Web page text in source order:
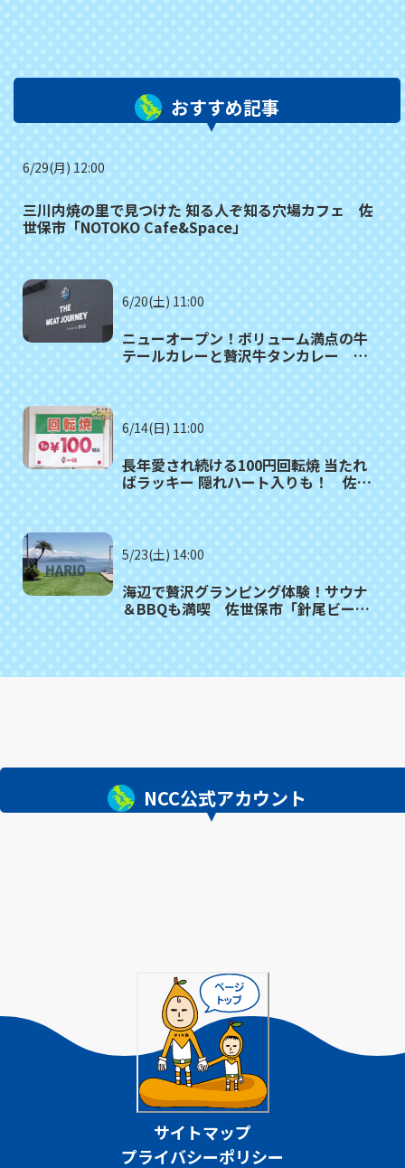
おすすめ記事
6/29(月) 12:00
三川内焼の里で見つけた 知る人ぞ知る穴場カフェ 佐
世保市「NOTOKO Cafe&Space」
6/20(土) 11:00
ニューオープン！ボリューム満点の牛
テールカレーと贅沢牛タンカレー 佐
6/14(日) 11:00
長年愛され続ける100円回転焼 当たれ
ばラッキー 隠れハート入りも！ 佐世
5/23(土) 14:00
海辺で贅沢グランピング体験！サウナ
＆BBQも満喫 佐世保市「針尾ビーチ
NCC公式アカウント
サイトマップ
プライバシーポリシー